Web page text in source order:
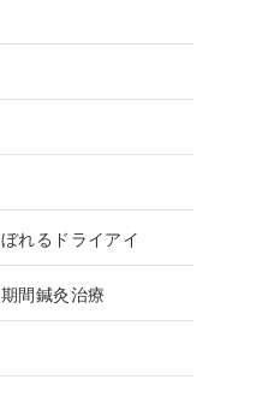
れるドライアイ
間鍼灸治療